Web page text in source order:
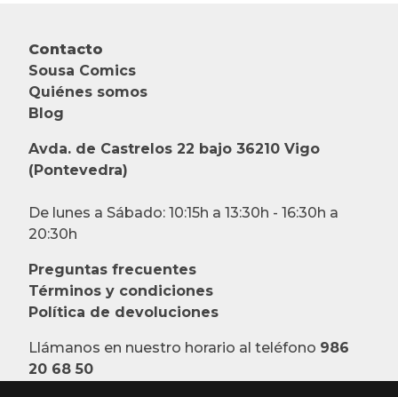
Contacto
Sousa Comics
Quiénes somos
Blog
Avda. de Castrelos 22 bajo 36210 Vigo
(Pontevedra)
De lunes a Sábado: 10:15h a 13:30h - 16:30h a
20:30h
Preguntas frecuentes
Términos y condiciones
Política de devoluciones
Llámanos en nuestro horario al teléfono 986
20 68 50